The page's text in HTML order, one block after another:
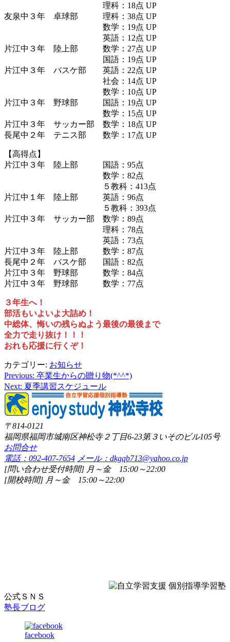
理科：18点 UP
友泉中３年 卓球部 理科：38点 UP
数学：19点 UP
英語：12点 UP
片江中３年 陸上部 数学：27点 UP
国語：19点 UP
片江中３年 バスケ部 英語：22点 UP
社会：14点 UP
数学：10点 UP
片江中３年 野球部 国語：19点 UP
数学：15点 UP
片江中３年 サッカー部 数学：18点 UP
長尾中２年 テニス部 数学：17点 UP
【高得点】
片江中３年 陸上部 国語：95点
数学：82点
５教科：413点
片江中１年 陸上部 英語：96点
５教科：393点
片江中３年 サッカー部 数学：89点
理科：78点
英語：73点
片江中３年 陸上部 数学：87点
長尾中２年 バスケ部 国語：82点
片江中３年 野球部 数学：84点
片江中３年 野球部 数学：77点
３年生へ！
部活もいよいよ大詰め！
中総体、悔いの残らぬよう最後の最後まで
全力で走り抜け！！！
おれも応援に行くぞ！
カテゴリー: お知らせ
投
稿
ナ
ビ
ゲ
ー
シ
Previous: 卒業生からの贈り物(*^^*)
Next: 夏季講習スケジュール
〒814-0121
福岡県福岡市城南区神松寺２丁目6-23第３いそのビル105号
お問合せ
電話：092-407-7654 メール：dkgqb713@yahoo.co.jp
[問い合わせ受付時間] 月～金 15:00～22:00
[開校時間] 月～金 15:00～22:00
公式ＳＮＳ
塾長ブログ
facebook